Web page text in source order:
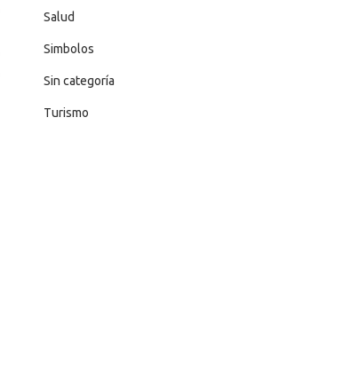
Salud
Simbolos
Sin categoría
Turismo